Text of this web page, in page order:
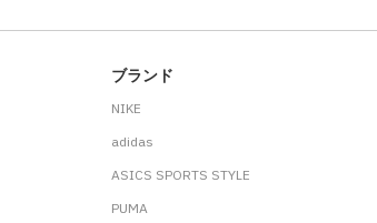
ブランド
NIKE
adidas
ASICS SPORTS STYLE
PUMA